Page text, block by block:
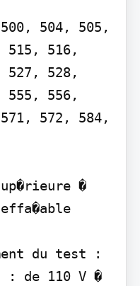
504, 505,
515, 516,
527, 528,
555, 556,
572, 584,
�
du test :
: de 110 V �